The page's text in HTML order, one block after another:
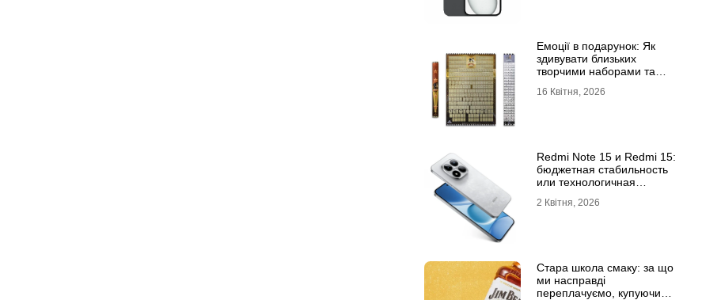
Емоції в подарунок: Як
здивувати близьких
творчими наборами та
16 Квітня, 2026
Redmi Note 15 и Redmi 15:
бюджетная стабильность
или технологичная
2 Квітня, 2026
Стара школа смаку: за що
ми насправді
переплачуємо, купуючи